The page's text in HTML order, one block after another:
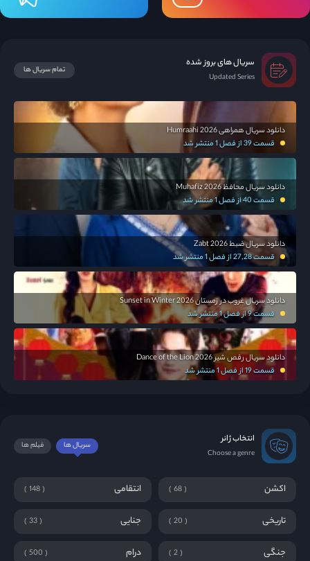
سریال های بروز شده
Updated Series
تمام سریال ها
دانلود سریال همراهی Humraahi 2026
قسمت 39 از فصل 1 منتشر شد
دانلود سریال محافظ Muhafiz 2026
قسمت 40 از فصل 1 منتشر شد
دانلود سریال ضبط Zabt 2026
قسمت 27,28 از فصل 1 منتشر شد
دانلود سریال غروب در زمستان Sunset in Winter 2026
قسمت 9 از فصل 1 منتشر شد
دانلود سریال رقص شیر Dance of the Lion 2026
قسمت 19 از فصل 1 منتشر شد
انتخاب ژانر
Choose a genre
فیلم ها سریال ها
اکشن 68 انتقامی 148
تاریخی 20 جنایی 33
جنگی 2 درام 500